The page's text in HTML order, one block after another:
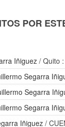
POR
Iñiguez / Quito
Segarra
Segarra
Segarra
Iñiguez /